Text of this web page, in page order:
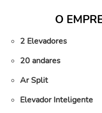
O
2 Elevadores
20 andares
Ar Split
Elevador Inteligente